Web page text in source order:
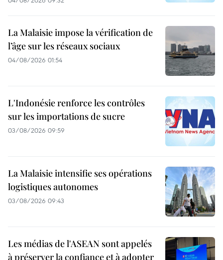
La Malaisie impose la vérification de
l’âge sur les réseaux sociaux
04/08/2026 01:54
L'Indonésie renforce les contrôles
sur les importations de sucre
03/08/2026 09:59
La Malaisie intensifie ses opérations
logistiques autonomes
03/08/2026 09:43
Les médias de l'ASEAN sont appelés
à préserver la confiance et à adopter